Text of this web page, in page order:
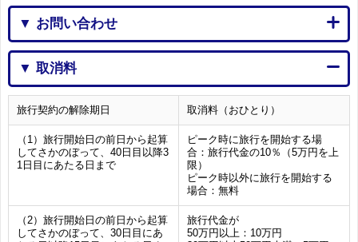
▼ お問い合わせ
▼ 取消料
旅行契約の解除期日 取消料（おひとり）
（1）旅行開始日の前日から起算
してさかのぼって、40日目以降3
1日目にあたる日まで
ピーク時に旅行を開始する場
合：旅行代金の10％（5万円を上
限）
ピーク時以外に旅行を開始する
場合：無料
（2）旅行開始日の前日から起算
してさかのぼって、30日目にあ
旅行代金が
50万円以上：10万円